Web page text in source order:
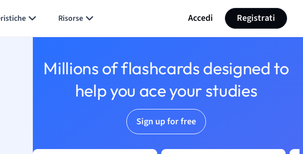
Risorse Accedi Registrati
Millions of flashcards designed to
help you ace your studies
Sign up for free